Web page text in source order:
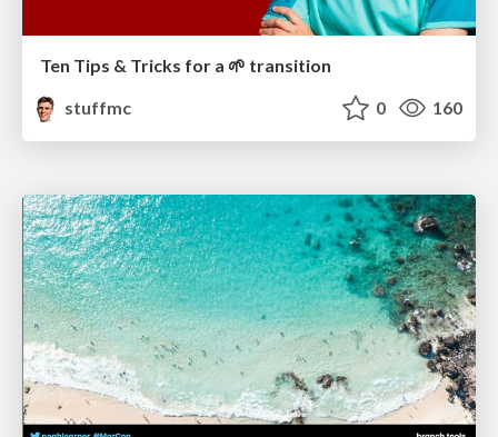
Ten Tips & Tricks for a 🌱 transition
stuffmc
0 160